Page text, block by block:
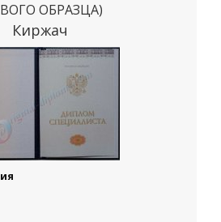
ОБРАЗЦА)
Киржач